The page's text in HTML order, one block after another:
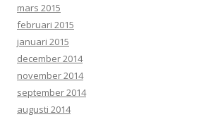
mars 2015
februari 2015
januari 2015
december 2014
november 2014
september 2014
augusti 2014